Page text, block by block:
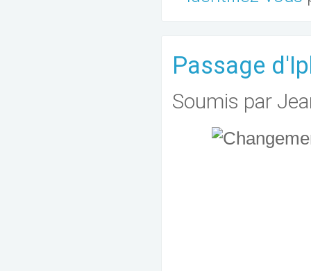
Passage
Soumis par